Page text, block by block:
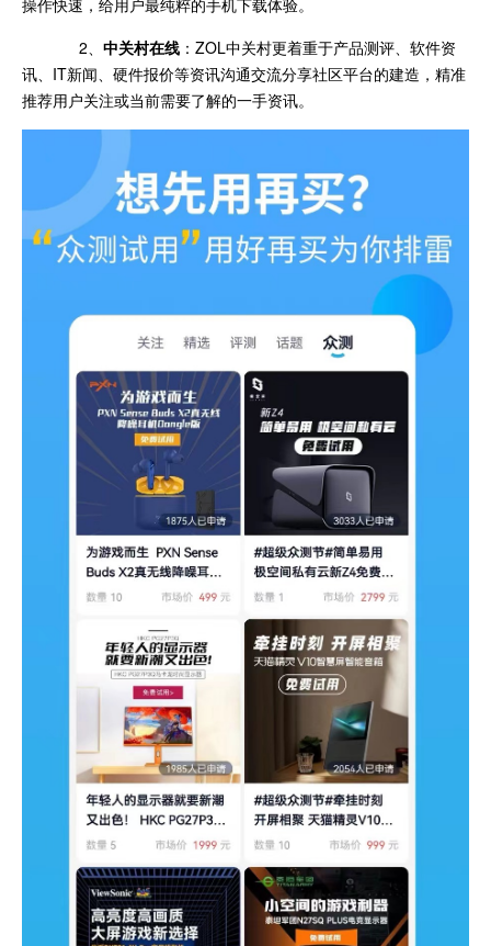
2、 中关村在线 ：ZOL中关村更着重于产品测评、软件资
讯、IT新闻、硬件报价等资讯沟通交流分享社区平台的建造，精准
推荐用户关注或当前需要了解的一手资讯。